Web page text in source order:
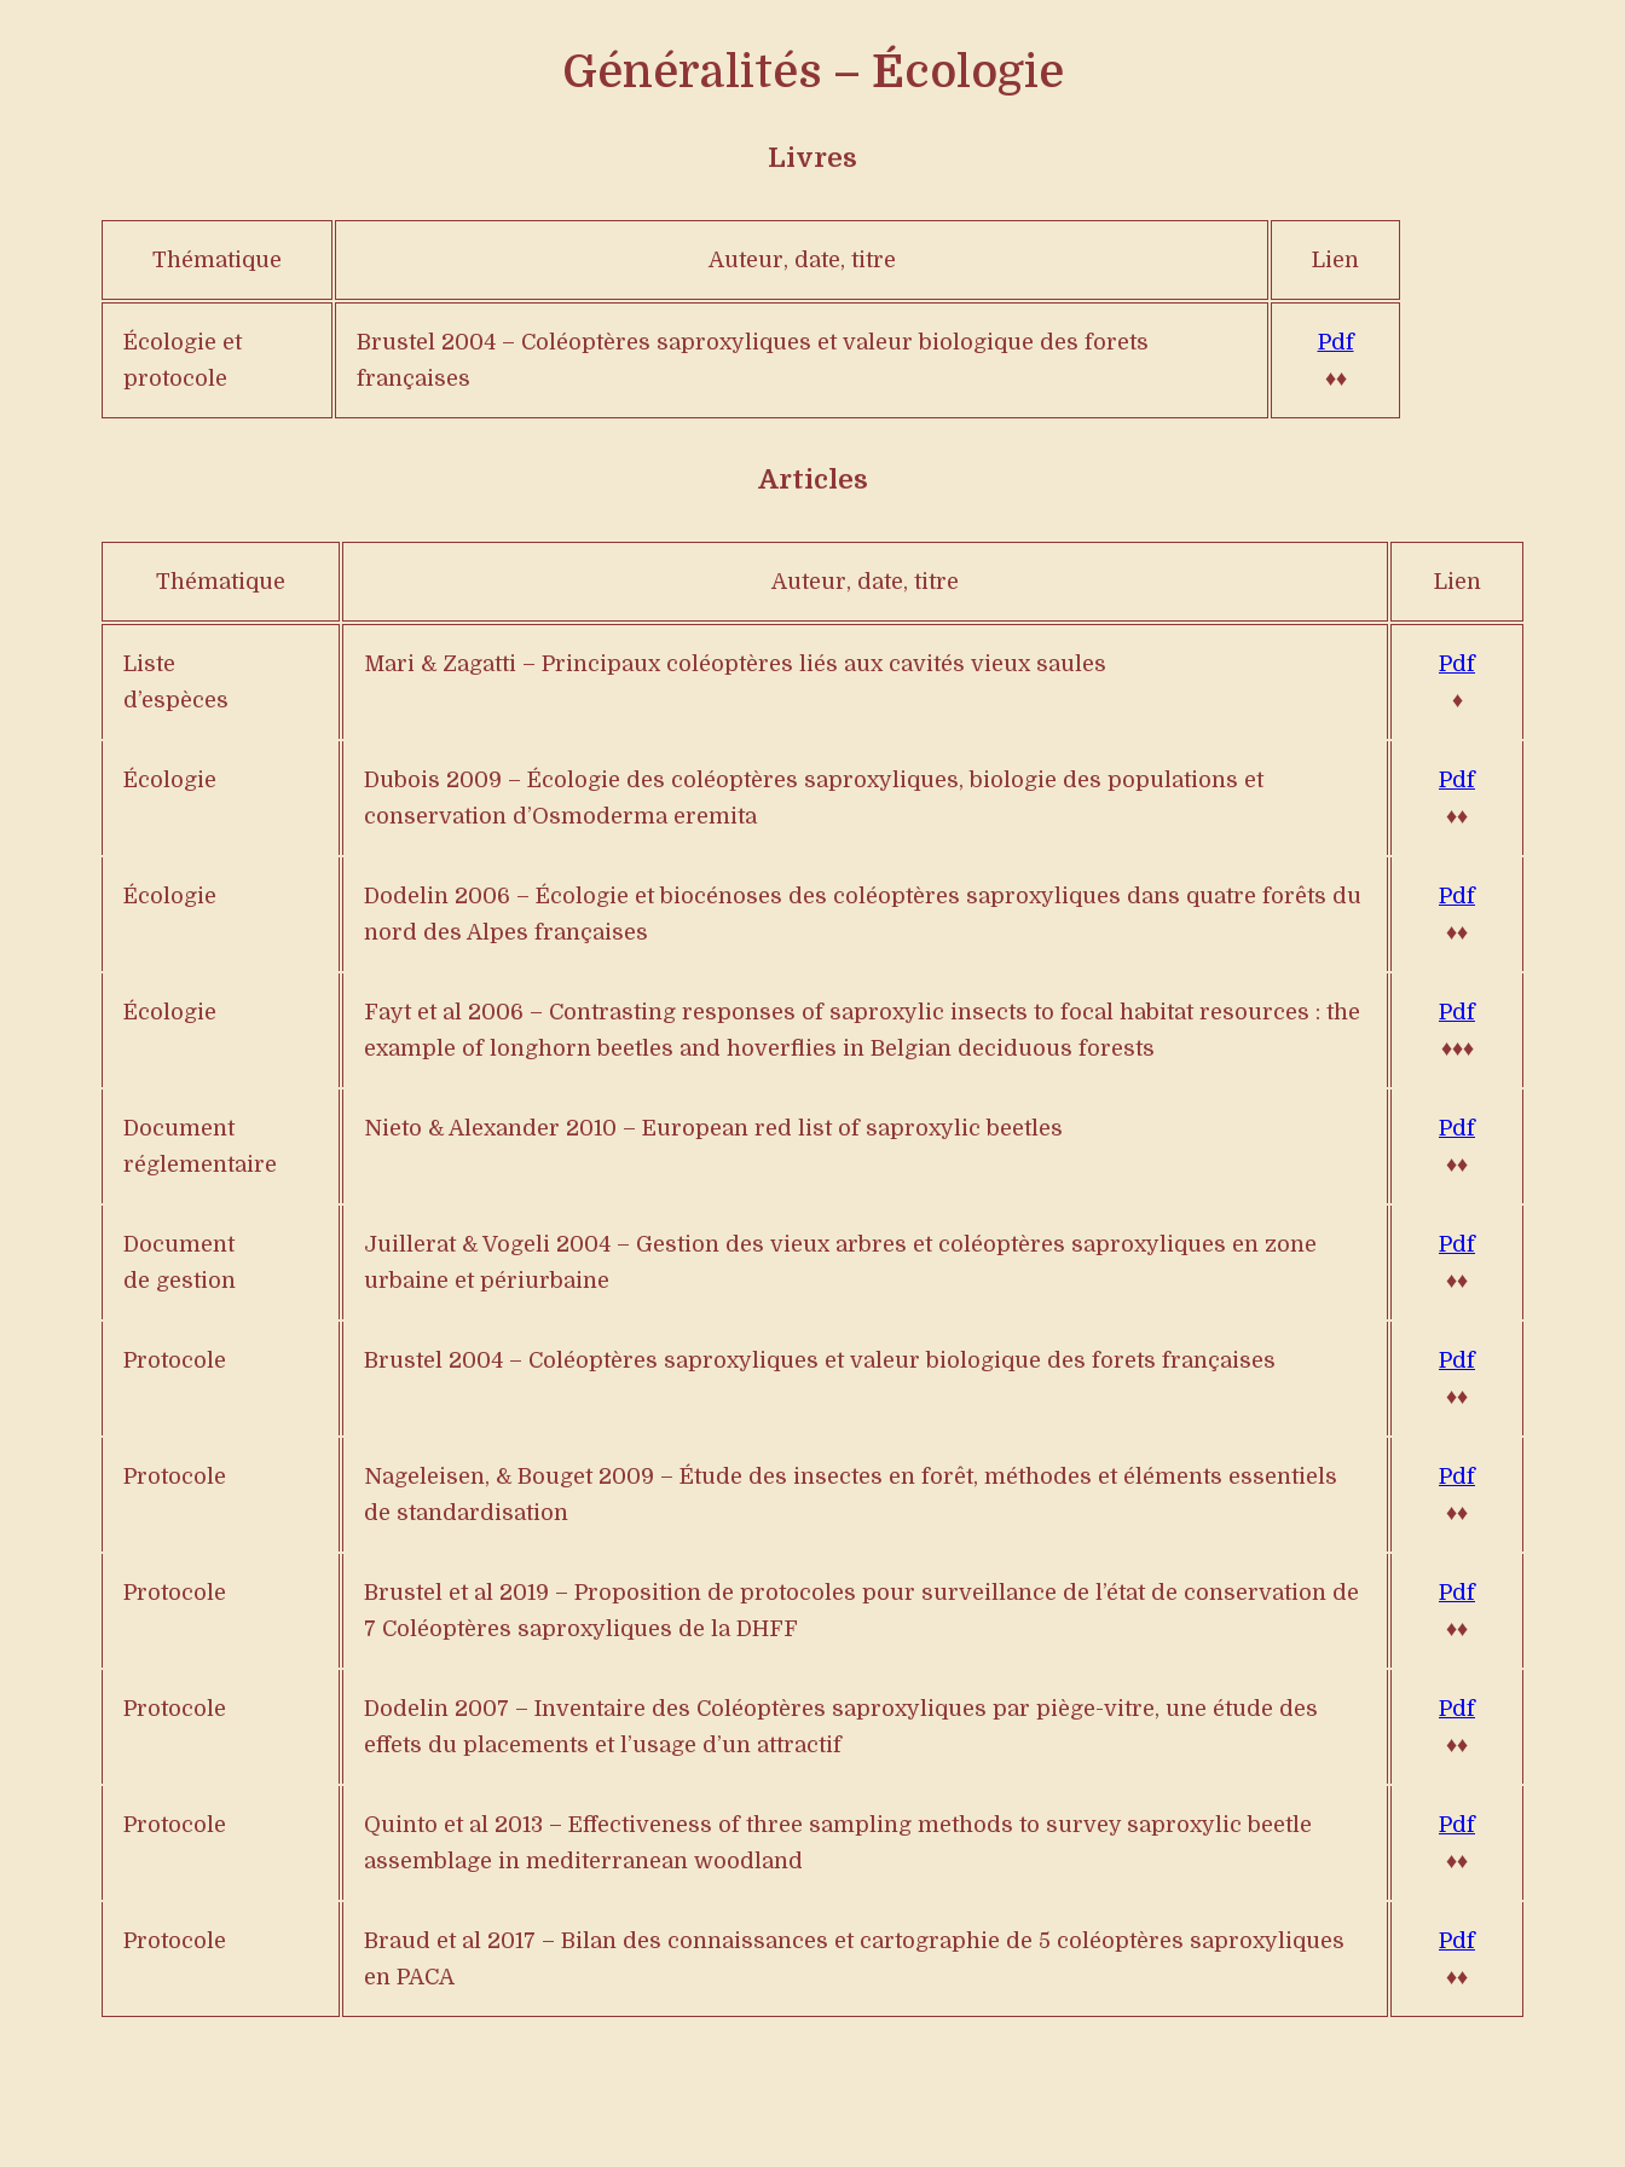
Généralités – Écologie
Livres
Thématique Auteur, date, titre Lien
Écologie et
protocole
Brustel 2004 – Coléoptères saproxyliques et valeur biologique des forets
françaises
Pdf
♦♦
Articles
Thématique Auteur, date, titre Lien
Liste
d’espèces
Mari & Zagatti – Principaux coléoptères liés aux cavités vieux saules
Pdf
♦
Écologie
Dubois 2009 – Écologie des coléoptères saproxyliques, biologie des populations et
conservation d’Osmoderma eremita
Pdf
♦♦
Écologie
Dodelin 2006 – Écologie et biocénoses des coléoptères saproxyliques dans quatre forêts du
nord des Alpes françaises
Pdf
♦♦
Écologie
Fayt et al 2006 – Contrasting responses of saproxylic insects to focal habitat resources : the
example of longhorn beetles and hoverflies in Belgian deciduous forests
Pdf
♦♦♦
Document
réglementaire
Nieto & Alexander 2010 – European red list of saproxylic beetles
Pdf
♦♦
Document
de gestion
Juillerat & Vogeli 2004 – Gestion des vieux arbres et coléoptères saproxyliques en zone
urbaine et périurbaine
Pdf
♦♦
Protocole Brustel 2004 – Coléoptères saproxyliques et valeur biologique des forets françaises
Pdf
♦♦
Protocole
Nageleisen, & Bouget 2009 – Étude des insectes en forêt, méthodes et éléments essentiels
de standardisation
Pdf
♦♦
Protocole
Brustel et al 2019 – Proposition de protocoles pour surveillance de l’état de conservation de
7 Coléoptères saproxyliques de la DHFF
Pdf
♦♦
Protocole
Dodelin 2007 – Inventaire des Coléoptères saproxyliques par piège-vitre, une étude des
effets du placements et l’usage d’un attractif
Pdf
♦♦
Protocole
Quinto et al 2013 – Effectiveness of three sampling methods to survey saproxylic beetle
assemblage in mediterranean woodland
Pdf
♦♦
Protocole
Braud et al 2017 – Bilan des connaissances et cartographie de 5 coléoptères saproxyliques
en PACA
Pdf
♦♦